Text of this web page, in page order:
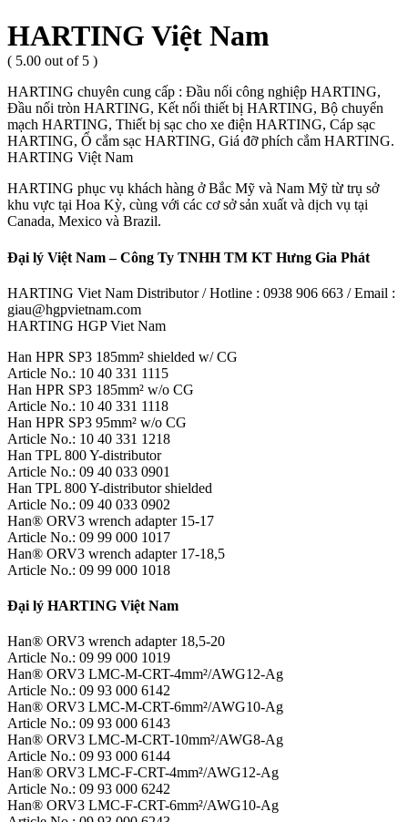
HARTING Việt Nam
( 5.00 out of 5 )
HARTING chuyên cung cấp : Đầu nối công nghiệp HARTING,
Đầu nối tròn HARTING, Kết nối thiết bị HARTING, Bộ chuyển
mạch HARTING, Thiết bị sạc cho xe điện HARTING, Cáp sạc
HARTING, Ổ cắm sạc HARTING, Giá đỡ phích cắm HARTING.
HARTING Việt Nam
HARTING phục vụ khách hàng ở Bắc Mỹ và Nam Mỹ từ trụ sở
khu vực tại Hoa Kỳ, cùng với các cơ sở sản xuất và dịch vụ tại
Canada, Mexico và Brazil.
Đại lý Việt Nam – Công Ty TNHH TM KT Hưng Gia Phát
HARTING Viet Nam Distributor / Hotline : 0938 906 663 / Email :
giau@hgpvietnam.com
HARTING HGP Viet Nam
Han HPR SP3 185mm² shielded w/ CG
Article No.: 10 40 331 1115
Han HPR SP3 185mm² w/o CG
Article No.: 10 40 331 1118
Han HPR SP3 95mm² w/o CG
Article No.: 10 40 331 1218
Han TPL 800 Y-distributor
Article No.: 09 40 033 0901
Han TPL 800 Y-distributor shielded
Article No.: 09 40 033 0902
Han® ORV3 wrench adapter 15-17
Article No.: 09 99 000 1017
Han® ORV3 wrench adapter 17-18,5
Article No.: 09 99 000 1018
Đại lý HARTING Việt Nam
Han® ORV3 wrench adapter 18,5-20
Article No.: 09 99 000 1019
Han® ORV3 LMC-M-CRT-4mm²/AWG12-Ag
Article No.: 09 93 000 6142
Han® ORV3 LMC-M-CRT-6mm²/AWG10-Ag
Article No.: 09 93 000 6143
Han® ORV3 LMC-M-CRT-10mm²/AWG8-Ag
Article No.: 09 93 000 6144
Han® ORV3 LMC-F-CRT-4mm²/AWG12-Ag
Article No.: 09 93 000 6242
Han® ORV3 LMC-F-CRT-6mm²/AWG10-Ag